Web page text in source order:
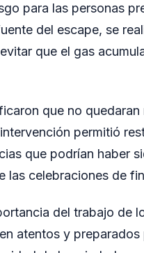
para las personas
del escape, se
que el gas
que no
permitió
que podrían haber
las celebraciones de
del trabajo de
atentos y